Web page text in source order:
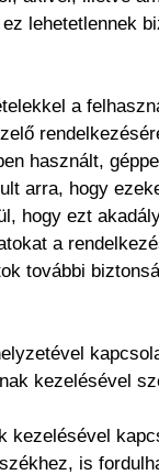
lehetetlennek
a
használt,
arra, hogy
hogy ezt
a
további
kezelésével
kezelésével
is